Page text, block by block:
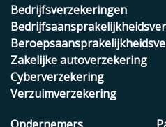
Bedrijfsverzekeringen
Zakelijke autoverzekering
Cyberverzekering
Verzuimverzekering